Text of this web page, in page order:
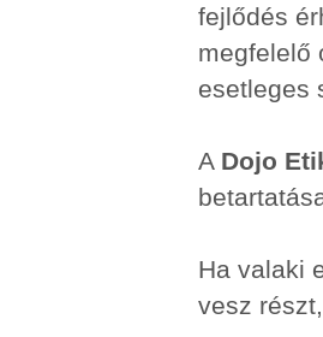
fejlődés
megfelelő
esetleges
A Dojo
Ha valaki
vesz